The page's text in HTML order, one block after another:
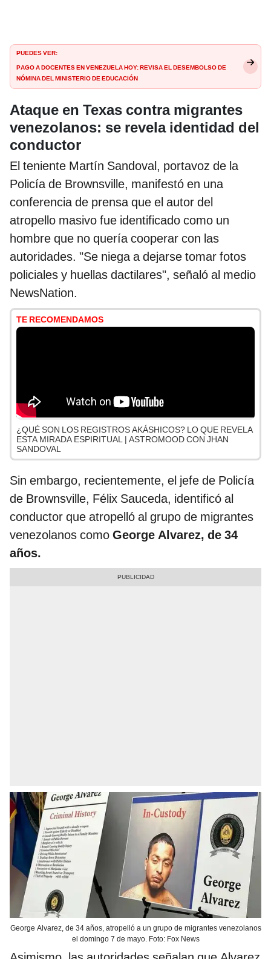
PUEDES VER:
Pago a docentes en Venezuela HOY: revisa el desembolso de
nómina del Ministerio de Educación
Ataque en Texas contra migrantes
venezolanos: se revela identidad del
conductor
El teniente Martín Sandoval, portavoz de la
Policía de Brownsville, manifestó en una
conferencia de prensa que el autor del
atropello masivo fue identificado como un
hombre que no quería cooperar con las
autoridades. "Se niega a dejarse tomar fotos
policiales y huellas dactilares", señaló al medio
NewsNation.
TE RECOMENDAMOS
¿QUÉ SON LOS REGISTROS AKÁSHICOS? LO QUE REVELA
ESTA MIRADA ESPIRITUAL | ASTROMOOD CON JHAN
SANDOVAL
Sin embargo, recientemente, el jefe de Policía
de Brownsville, Félix Sauceda, identificó al
conductor que atropelló al grupo de migrantes
venezolanos como George Alvarez, de 34
años.
George Alvarez, de 34 años, atropelló a un grupo de migrantes venezolanos
el domingo 7 de mayo. Foto: Fox News